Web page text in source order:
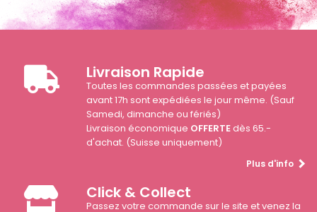
Livraison Rapide
Toutes les commandes passées et payées
avant 17h sont expédiées le jour même. (Sauf
Samedi, dimanche ou fériés)
Livraison économique OFFERTEdès 65.-
d'achat. (Suisse uniquement)
Plus d'info
Click & Collect
Passez votre commande sur le site et venez la